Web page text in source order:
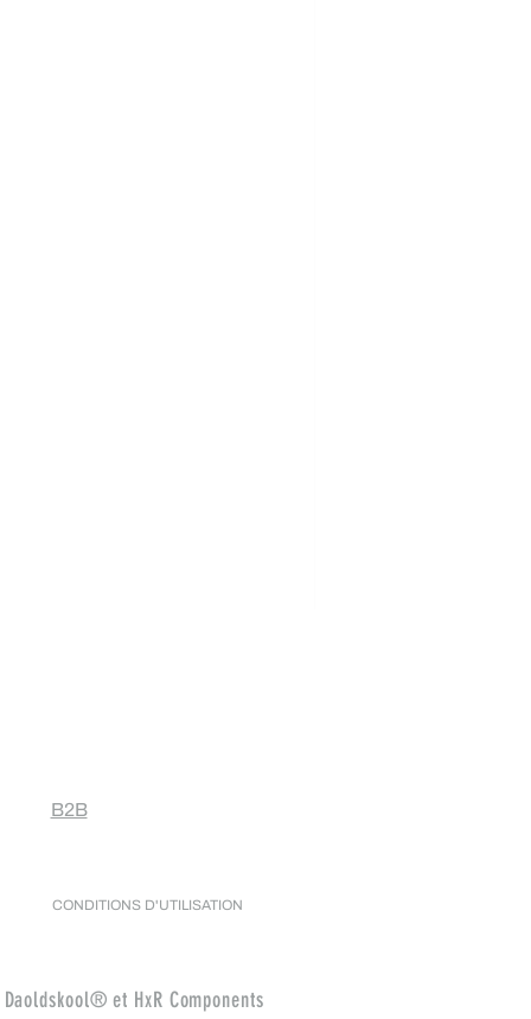
B2B
CONDITIONS D'UTILISATION
et HxR Components